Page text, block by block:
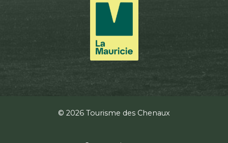
© 2026 Tourisme des Chenaux